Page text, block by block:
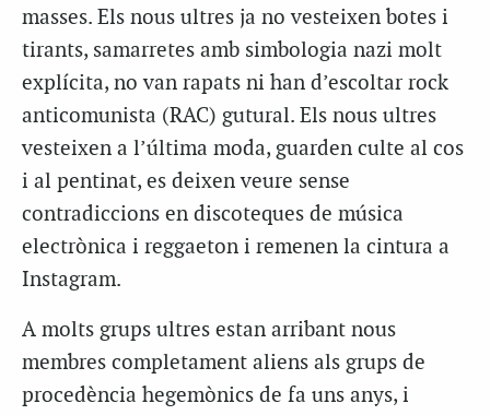
masses. Els nous ultres ja no vesteixen botes i
tirants, samarretes amb simbologia nazi molt
explícita, no van rapats ni han d’escoltar rock
anticomunista (RAC) gutural. Els nous ultres
vesteixen a l’última moda, guarden culte al cos
i al pentinat, es deixen veure sense
contradiccions en discoteques de música
electrònica i reggaeton i remenen la cintura a
Instagram.
A molts grups ultres estan arribant nous
membres completament aliens als grups de
procedència hegemònics de fa uns anys, i